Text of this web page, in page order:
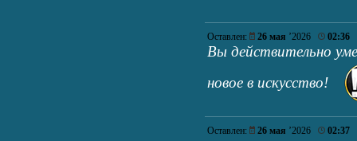
Оставлен: 26 мая ’2026 02:36
Вы действительно
новое в искусство!
Оставлен: 26 мая ’2026 02:37